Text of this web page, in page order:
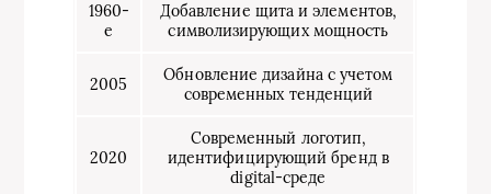
1960-
е
Добавление щита и элементов,
символизирующих мощность
2005
Обновление дизайна с учетом
современных тенденций
2020
Современный логотип,
идентифицирующий бренд в
digital-среде